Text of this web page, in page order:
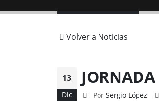
Volver a Noticias
13
Dic
JORNADA
Por Sergio López